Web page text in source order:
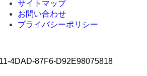
サイトマップ
お問い合わせ
プライバシーポリシー
4DAD-87F6-D92E98075818